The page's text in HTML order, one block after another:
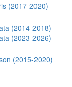
(2017-2020)
(2014-2018)
(2023-2026)
(2015-2020)